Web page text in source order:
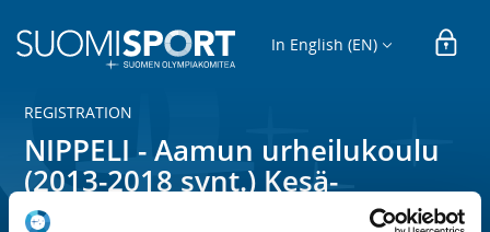
In English (EN)
REGISTRATION
NIPPELI - Aamun urheilukoulu
(2013-2018 synt.) Kesä-
heinäkuu 2026